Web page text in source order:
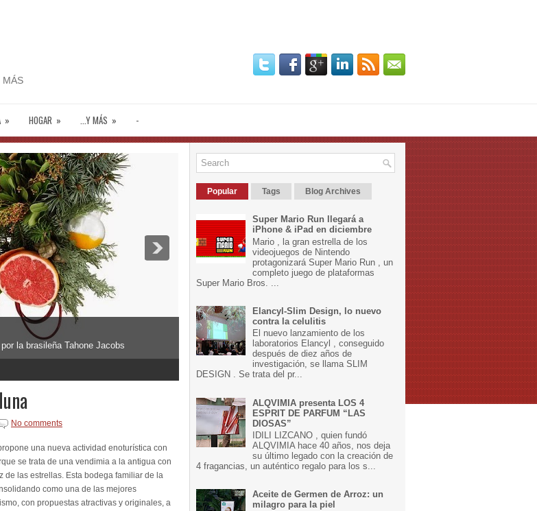
MÁS
» HOGAR » ...Y MÁS » -
la brasileña Tahone Jacobs
No comments
una nueva actividad enoturística con
se trata de una vendimia a la antigua con
de las estrellas. Esta bodega familiar de la
como una de las mejores
con propuestas atractivas y originales, a
Popular Tags Blog Archives
Super Mario Run llegará a
iPhone & iPad en diciembre
Mario , la gran estrella de los
videojuegos de Nintendo
protagonizará Super Mario Run , un
completo juego de plataformas
Super Mario Bros. ...
Elancyl-Slim Design, lo nuevo
contra la celulitis
El nuevo lanzamiento de los
laboratorios Elancyl , conseguido
después de diez años de
investigación, se llama SLIM
DESIGN . Se trata del pr...
ALQVIMIA presenta LOS 4
ESPRIT DE PARFUM “LAS
DIOSAS”
IDILI LIZCANO , quien fundó
ALQVIMIA hace 40 años, nos deja
su último legado con la creación de
4 fragancias, un auténtico regalo para los s...
Aceite de Germen de Arroz: un
milagro para la piel